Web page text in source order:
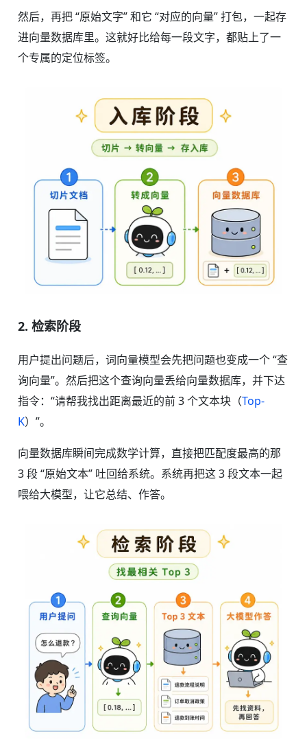
然后，再把 “原始文字” 和它 “对应的向量” 打包，一起存
进向量数据库里。这就好比给每一段文字，都贴上了一
个专属的定位标签。
2. 检索阶段
用户提出问题后，词向量模型会先把问题也变成一个 “查
询向量”。然后把这个查询向量丢给向量数据库，并下达
指令：“请帮我找出距离最近的前 3 个文本块（Top-
K）”。
向量数据库瞬间完成数学计算，直接把匹配度最高的那
3 段 “原始文本” 吐回给系统。系统再把这 3 段文本一起
喂给大模型，让它总结、作答。